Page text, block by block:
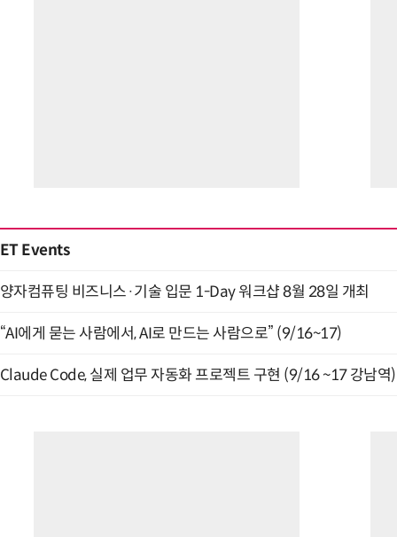
ET Events
양자컴퓨팅 비즈니스·기술 입문 1-Day 워크샵 8월 28일 개최
“AI에게 묻는 사람에서, AI로 만드는 사람으로” (9/16~17)
Claude Code, 실제 업무 자동화 프로젝트 구현 (9/16 ~17 강남역)